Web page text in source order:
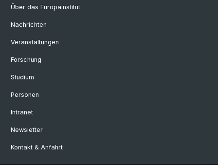
Über das Europainstitut
Nachrichten
Veranstaltungen
Forschung
Studium
Personen
Intranet
Newsletter
Kontakt & Anfahrt